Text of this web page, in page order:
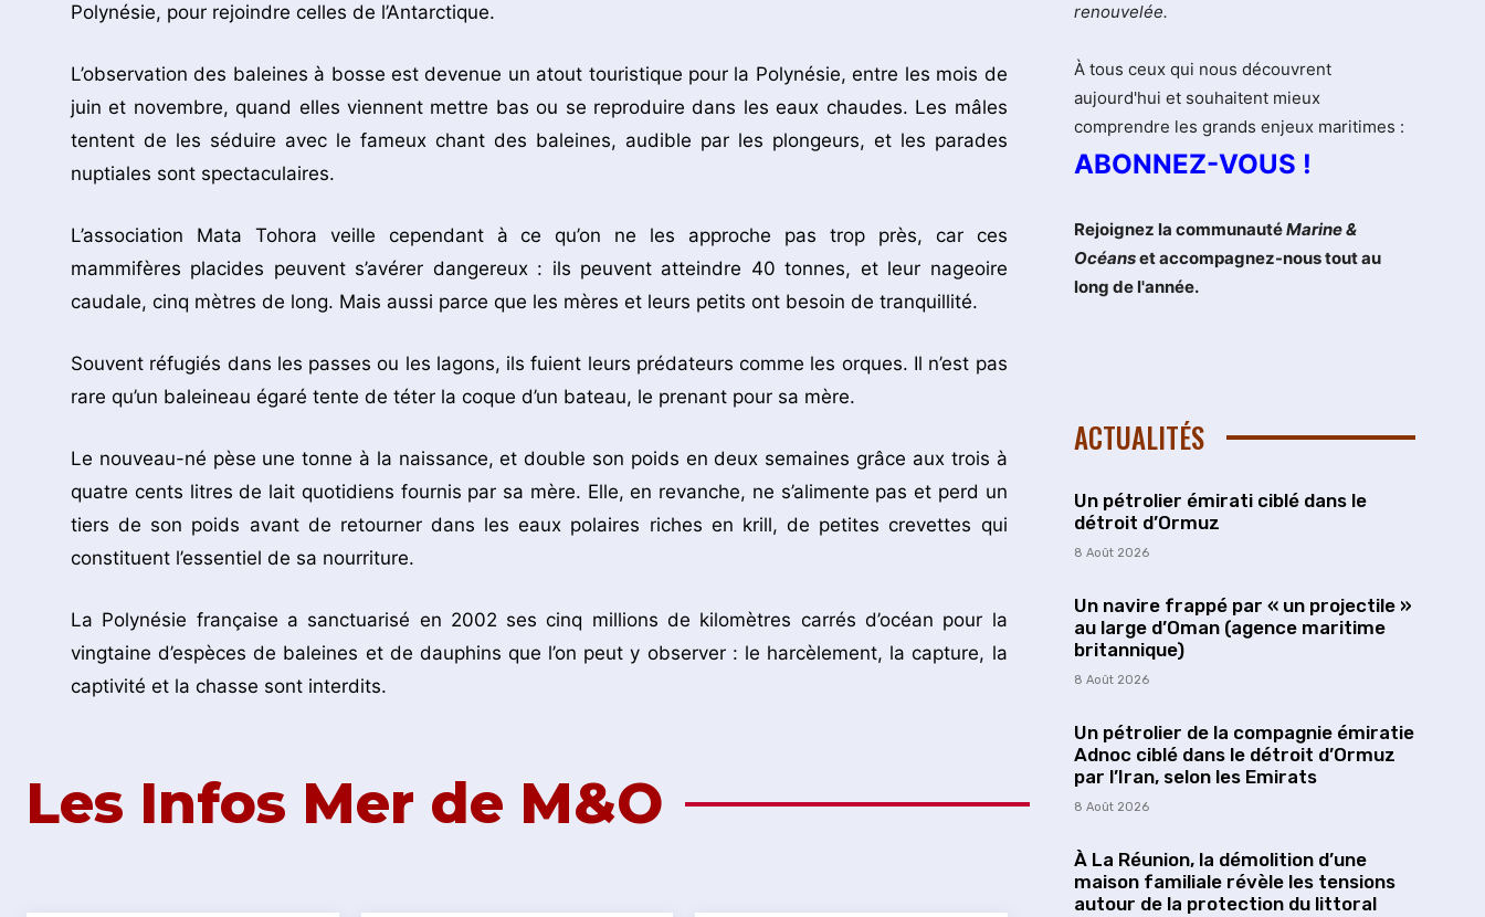
Polynésie, pour rejoindre celles de l’Antarctique.
L’observation des baleines à bosse est devenue un atout touristique pour la Polynésie, entre les mois de
juin et novembre, quand elles viennent mettre bas ou se reproduire dans les eaux chaudes. Les mâles
tentent de les séduire avec le fameux chant des baleines, audible par les plongeurs, et les parades
nuptiales sont spectaculaires.
L’association Mata Tohora veille cependant à ce qu’on ne les approche pas trop près, car ces
mammifères placides peuvent s’avérer dangereux : ils peuvent atteindre 40 tonnes, et leur nageoire
caudale, cinq mètres de long. Mais aussi parce que les mères et leurs petits ont besoin de tranquillité.
Souvent réfugiés dans les passes ou les lagons, ils fuient leurs prédateurs comme les orques. Il n’est pas
rare qu’un baleineau égaré tente de téter la coque d’un bateau, le prenant pour sa mère.
Le nouveau-né pèse une tonne à la naissance, et double son poids en deux semaines grâce aux trois à
quatre cents litres de lait quotidiens fournis par sa mère. Elle, en revanche, ne s’alimente pas et perd un
tiers de son poids avant de retourner dans les eaux polaires riches en krill, de petites crevettes qui
constituent l’essentiel de sa nourriture.
La Polynésie française a sanctuarisé en 2002 ses cinq millions de kilomètres carrés d’océan pour la
vingtaine d’espèces de baleines et de dauphins que l’on peut y observer : le harcèlement, la capture, la
captivité et la chasse sont interdits.
Les Infos Mer de M&O
renouvelée.
À tous ceux qui nous découvrent
aujourd'hui et souhaitent mieux
comprendre les grands enjeux maritimes :
ABONNEZ-VOUS !
Rejoignez la communautéMarine &
Océanset accompagnez-nous tout au
long de l'année.
ACTUALITÉS
Un pétrolier émirati ciblé dans le
détroit d’Ormuz
8 Août 2026
Un navire frappé par « un projectile »
au large d’Oman (agence maritime
britannique)
8 Août 2026
Un pétrolier de la compagnie émiratie
Adnoc ciblé dans le détroit d’Ormuz
par l’Iran, selon les Emirats
8 Août 2026
À La Réunion, la démolition d’une
maison familiale révèle les tensions
autour de la protection du littoral